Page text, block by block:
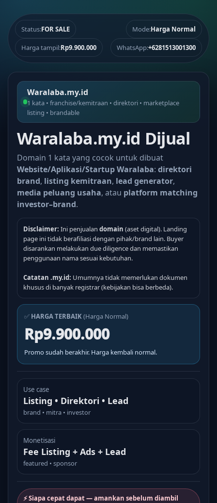
Status:FOR SALE Mode:Harga Normal
Harga tampil:Rp9.900.000 WhatsApp:+6281513001300
Waralaba.my.id
1 kata • franchise/kemitraan • direktori • marketplace
listing • brandable
Waralaba.my.id Dijual
Domain 1 kata yang cocok untuk dibuat
Website/Aplikasi/Startup Waralaba: direktori
brand, listing kemitraan, lead generator,
media peluang usaha, atau platform matching
investor–brand.
Disclaimer: Ini penjualan domain (aset digital). Landing
page ini tidak berafiliasi dengan pihak/brand lain. Buyer
disarankan melakukan due diligence dan memastikan
penggunaan nama sesuai kebutuhan.
Catatan .my.id: Umumnya tidak memerlukan dokumen
khusus di banyak registrar (kebijakan bisa berbeda).
✅ HARGA TERBAIK(Harga Normal)
Rp9.900.000
Promo sudah berakhir. Harga kembali normal.
Use case
Listing • Direktori • Lead
brand • mitra • investor
Monetisasi
Fee Listing + Ads + Lead
featured • sponsor
⚡ Siapa cepat dapat — amankan sebelum diambil